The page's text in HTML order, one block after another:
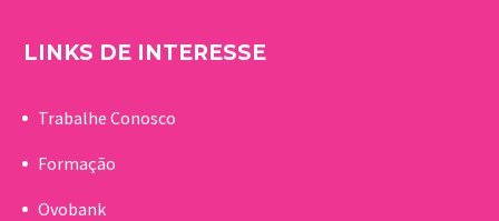
LINKS DE INTERESSE
Trabalhe Conosco
Formação
Ovobank